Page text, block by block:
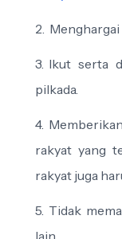
Menghargai
Ikut serta
pilkada.
rakyat yang
rakyat juga
Tidak
lain.